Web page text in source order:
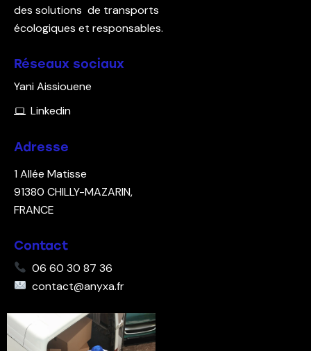
des solutions de transports
écologiques et responsables.
Réseaux sociaux
Yani Aissiouene
Linkedin
Adresse
1 Allée Matisse
91380 CHILLY-MAZARIN,
FRANCE
Contact
06 60 30 87 36
contact@anyxa.fr